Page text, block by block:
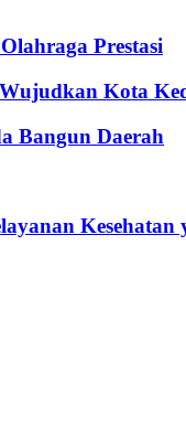
Prestasi
Kota
Bangun Daerah
Kesehatan